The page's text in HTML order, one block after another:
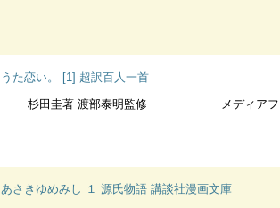
うた恋い。 [1] 超訳百人一首
杉田圭著 渡部泰明監修
メディア
あさきゆめみし １ 源氏物語 講談社漫画文庫